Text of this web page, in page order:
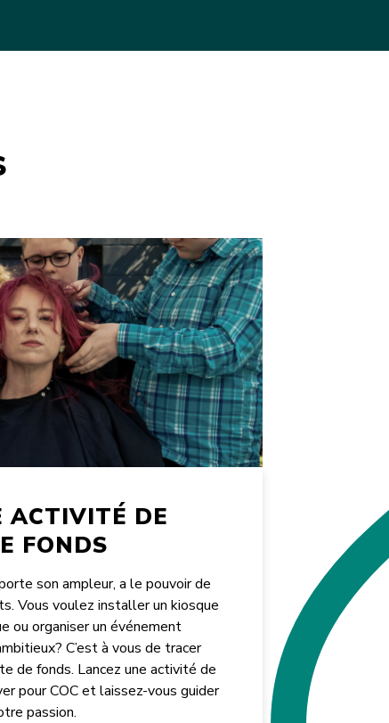
ACTIVITÉ DE
FONDS
son ampleur, a le pouvoir de
Vous voulez installer un kiosque
ou organiser un événement
C’est à vous de tracer
de fonds. Lancez une activité de
pour COC et laissez-vous guider
passion.